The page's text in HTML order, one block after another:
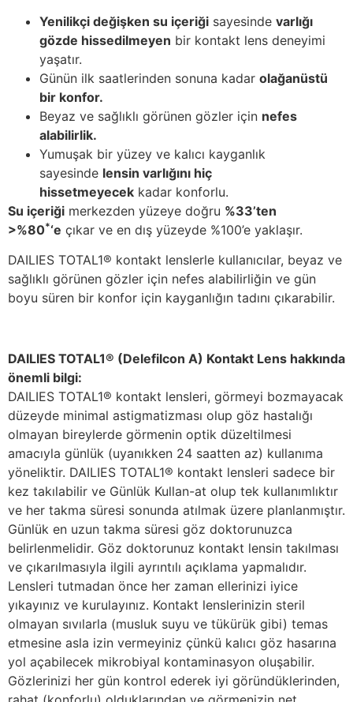
Yenilikçi değişken su içeriği sayesinde varlığı
gözde hissedilmeyen bir kontakt lens deneyimi
yaşatır.
Günün ilk saatlerinden sonuna kadar olağanüstü
bir konfor.
Beyaz ve sağlıklı görünen gözler için nefes
alabilirlik.
Yumuşak bir yüzey ve kalıcı kayganlık
sayesinde lensin varlığını hiç
hissetmeyecek kadar konforlu.
Su içeriği merkezden yüzeye doğru %33’ten
>%80*‘e çıkar ve en dış yüzeyde %100’e yaklaşır.
DAILIES TOTAL1® kontakt lenslerle kullanıcılar, beyaz ve
sağlıklı görünen gözler için nefes alabilirliğin ve gün
boyu süren bir konfor için kayganlığın tadını çıkarabilir.
DAILIES TOTAL1® (Delefilcon A) Kontakt Lens hakkında
önemli bilgi:
DAILIES TOTAL1® kontakt lensleri, görmeyi bozmayacak
düzeyde minimal astigmatizması olup göz hastalığı
olmayan bireylerde görmenin optik düzeltilmesi
amacıyla günlük (uyanıkken 24 saatten az) kullanıma
yöneliktir. DAILIES TOTAL1® kontakt lensleri sadece bir
kez takılabilir ve Günlük Kullan-at olup tek kullanımlıktır
ve her takma süresi sonunda atılmak üzere planlanmıştır.
Günlük en uzun takma süresi göz doktorunuzca
belirlenmelidir. Göz doktorunuz kontakt lensin takılması
ve çıkarılmasıyla ilgili ayrıntılı açıklama yapmalıdır.
Lensleri tutmadan önce her zaman ellerinizi iyice
yıkayınız ve kurulayınız. Kontakt lenslerinizin steril
olmayan sıvılarla (musluk suyu ve tükürük gibi) temas
etmesine asla izin vermeyiniz çünkü kalıcı göz hasarına
yol açabilecek mikrobiyal kontaminasyon oluşabilir.
Gözlerinizi her gün kontrol ederek iyi göründüklerinden,